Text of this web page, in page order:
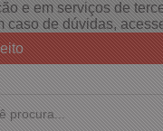
e em serviços de
caso de dúvidas,